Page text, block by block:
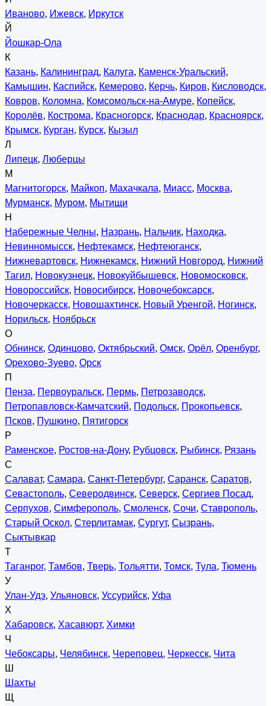
Иваново, Ижевск, Иркутск
Й
Йошкар-Ола
К
Казань, Калининград, Калуга, Каменск-Уральский,
Камышин, Каспийск, Кемерово, Керчь, Киров, Кисловодск,
Ковров, Коломна, Комсомольск-на-Амуре, Копейск,
Королёв, Кострома, Красногорск, Краснодар, Красноярск,
Крымск, Курган, Курск, Кызыл
Л
Липецк, Люберцы
М
Магнитогорск, Майкоп, Махачкала, Миасс, Москва,
Мурманск, Муром, Мытищи
Н
Набережные Челны, Назрань, Нальчик, Находка,
Невинномысск, Нефтекамск, Нефтеюганск,
Нижневартовск, Нижнекамск, Нижний Новгород, Нижний
Тагил, Новокузнецк, Новокуйбышевск, Новомосковск,
Новороссийск, Новосибирск, Новочебоксарск,
Новочеркасск, Новошахтинск, Новый Уренгой, Ногинск,
Норильск, Ноябрьск
О
Обнинск, Одинцово, Октябрьский, Омск, Орёл, Оренбург,
Орехово-Зуево, Орск
П
Пенза, Первоуральск, Пермь, Петрозаводск,
Петропавловск-Камчатский, Подольск, Прокопьевск,
Псков, Пушкино, Пятигорск
Р
Раменское, Ростов-на-Дону, Рубцовск, Рыбинск, Рязань
С
Салават, Самара, Санкт-Петербург, Саранск, Саратов,
Севастополь, Северодвинск, Северск, Сергиев Посад,
Серпухов, Симферополь, Смоленск, Сочи, Ставрополь,
Старый Оскол, Стерлитамак, Сургут, Сызрань,
Сыктывкар
Т
Таганрог, Тамбов, Тверь, Тольятти, Томск, Тула, Тюмень
У
Улан-Удэ, Ульяновск, Уссурийск, Уфа
Х
Хабаровск, Хасавюрт, Химки
Ч
Чебоксары, Челябинск, Череповец, Черкесск, Чита
Ш
Шахты
Щ